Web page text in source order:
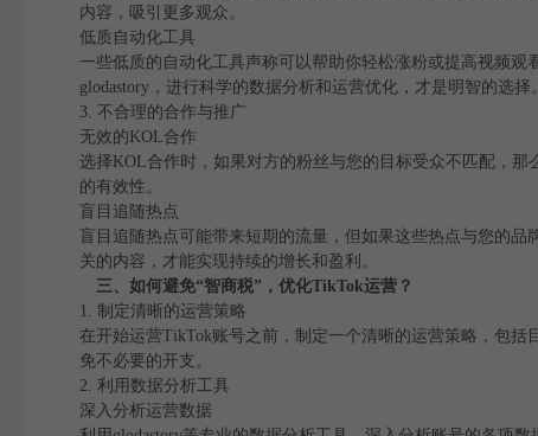
内容，吸引更多观众。
低质自动化工具
一些低质的自动化工具声称可以帮助你轻松涨粉或提高视频
glodastory，进行科学的数据分析和运营优化，才是明智的选择。
3. 不合理的合作与推广
无效的KOL合作
选择KOL合作时，如果对方的粉丝与您的目标受众不匹配，
的有效性。
盲目追随热点
盲目追随热点可能带来短期的流量，但如果这些热点与您的
关的内容，才能实现持续的增长和盈利。
三、如何避免“智商税”，优化TikTok运营？
1. 制定清晰的运营策略
在开始运营TikTok账号之前，制定一个清晰的运营策略，包
免不必要的开支。
2. 利用数据分析工具
深入分析运营数据